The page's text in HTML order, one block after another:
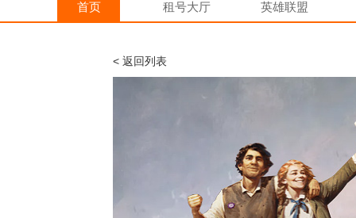
首页 租号大厅 英雄联盟
< 返回列表